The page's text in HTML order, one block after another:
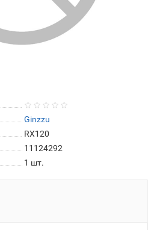
Ginzzu
RX120
11124292
1 шт.